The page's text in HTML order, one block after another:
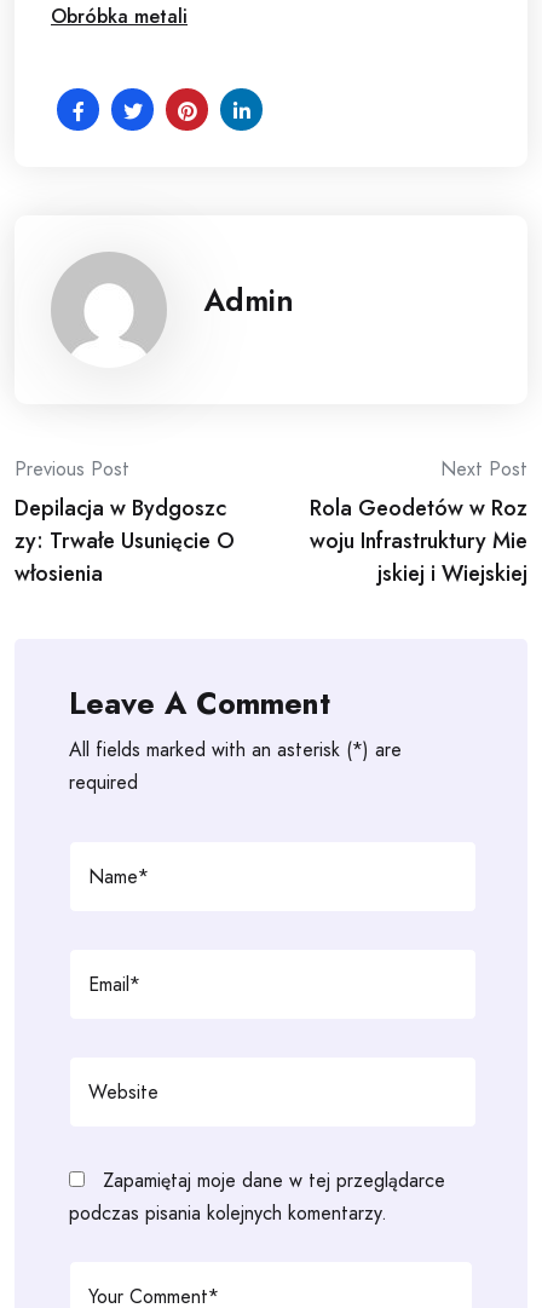
Obróbka metali
Admin
Post
navigation
Previous Post
Depilacja w Bydgoszc
zy: Trwałe Usunięcie O
włosienia
Next Post
Rola Geodetów w Roz
woju Infrastruktury Mie
jskiej i Wiejskiej
Leave A Comment
All fields marked with an asterisk (*) are
required
Zapamiętaj moje dane w tej przeglądarce
podczas pisania kolejnych komentarzy.